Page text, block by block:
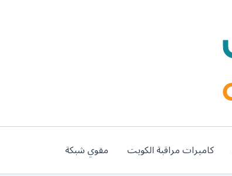
كاميرات مراقبة الكويت مقوي شبكة